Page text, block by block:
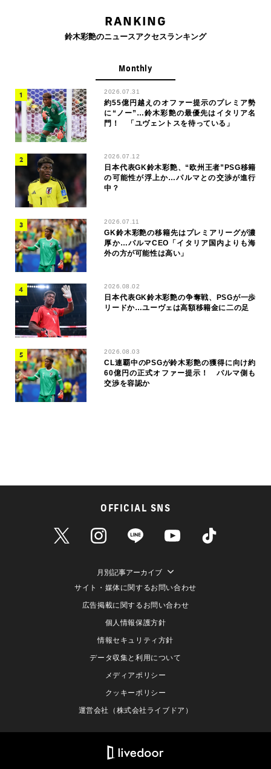
RANKING
鈴木彩艶のニュースアクセスランキング
Monthly
2026.07.31
約55億円越えのオファー提示のプレミア勢
に“ノー”…鈴木彩艶の最優先はイタリア名
門！ 「ユヴェントスを待っている」
2026.07.12
日本代表GK鈴木彩艶、“欧州王者”PSG移籍
の可能性が浮上か…パルマとの交渉が進行
中？
2026.07.11
GK鈴木彩艶の移籍先はプレミアリーグが濃
厚か…パルマCEO「イタリア国内よりも海
外の方が可能性は高い」
2026.08.02
日本代表GK鈴木彩艶の争奪戦、PSGが一歩
リードか…ユーヴェは高額移籍金に二の足
2026.08.03
CL連覇中のPSGが鈴木彩艶の獲得に向け約
60億円の正式オファー提示！ パルマ側も
交渉を容認か
OFFICIAL SNS
月別記事アーカイブ
サイト・媒体に関するお問い合わせ
広告掲載に関するお問い合わせ
個人情報保護方針
情報セキュリティ方針
データ収集と利用について
メディアポリシー
クッキーポリシー
運営会社（株式会社ライブドア）